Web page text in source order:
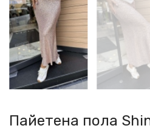
Shine
Shine
Shine
Shine
Shine
Shine
Пайетена пола